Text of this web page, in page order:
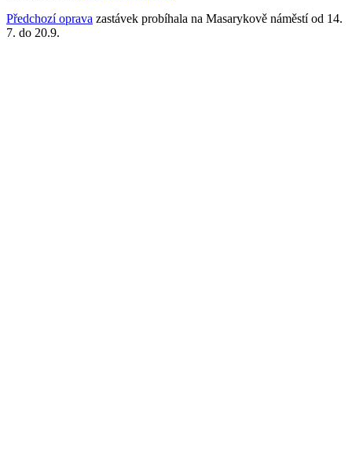
Předchozí oprava zastávek probíhala na Masarykově náměstí od 14.
7. do 20.9.